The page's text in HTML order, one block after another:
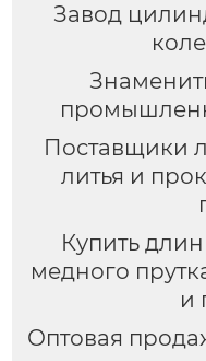
Завод
Поставщики
литья и
Купить
медного
и
Оптовая